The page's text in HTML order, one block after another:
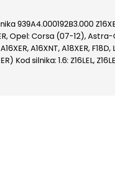
939A4.000192B3.000
Opel: Corsa (07-
A16XNT, A18XER, F18D,
Kod silnika: 1.6: Z16LEL,